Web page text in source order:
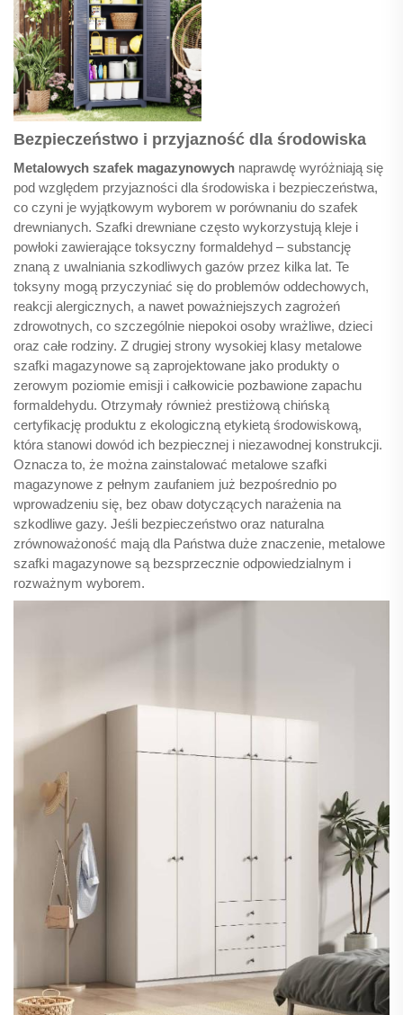
Bezpieczeństwo i przyjazność dla środowiska
Metalowych szafek magazynowych naprawdę wyróżniają się
pod względem przyjazności dla środowiska i bezpieczeństwa,
co czyni je wyjątkowym wyborem w porównaniu do szafek
drewnianych. Szafki drewniane często wykorzystują kleje i
powłoki zawierające toksyczny formaldehyd – substancję
znaną z uwalniania szkodliwych gazów przez kilka lat. Te
toksyny mogą przyczyniać się do problemów oddechowych,
reakcji alergicznych, a nawet poważniejszych zagrożeń
zdrowotnych, co szczególnie niepokoi osoby wrażliwe, dzieci
oraz całe rodziny. Z drugiej strony wysokiej klasy metalowe
szafki magazynowe są zaprojektowane jako produkty o
zerowym poziomie emisji i całkowicie pozbawione zapachu
formaldehydu. Otrzymały również prestiżową chińską
certyfikację produktu z ekologiczną etykietą środowiskową,
która stanowi dowód ich bezpiecznej i niezawodnej konstrukcji.
Oznacza to, że można zainstalować metalowe szafki
magazynowe z pełnym zaufaniem już bezpośrednio po
wprowadzeniu się, bez obaw dotyczących narażenia na
szkodliwe gazy. Jeśli bezpieczeństwo oraz naturalna
zrównoważoność mają dla Państwa duże znaczenie, metalowe
szafki magazynowe są bezsprzecznie odpowiedzialnym i
rozważnym wyborem.